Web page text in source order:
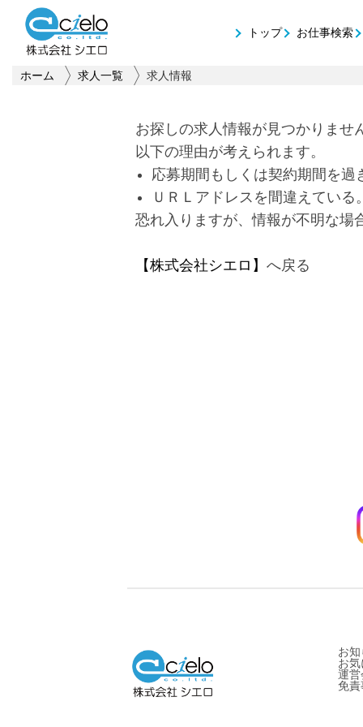
トップ お仕事検索
ホーム 求人一覧 求人情報
お探しの求人情報が見つかりませ
以下の理由が考えられます。
応募期間もしくは契約期間を過
ＵＲＬアドレスを間違えている
恐れ入りますが、情報が不明な場
【株式会社シエロ】 へ戻る
お
お
運
免